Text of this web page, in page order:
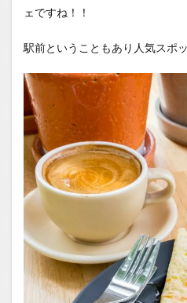
ェですね！！
駅前ということもあり人気スポ